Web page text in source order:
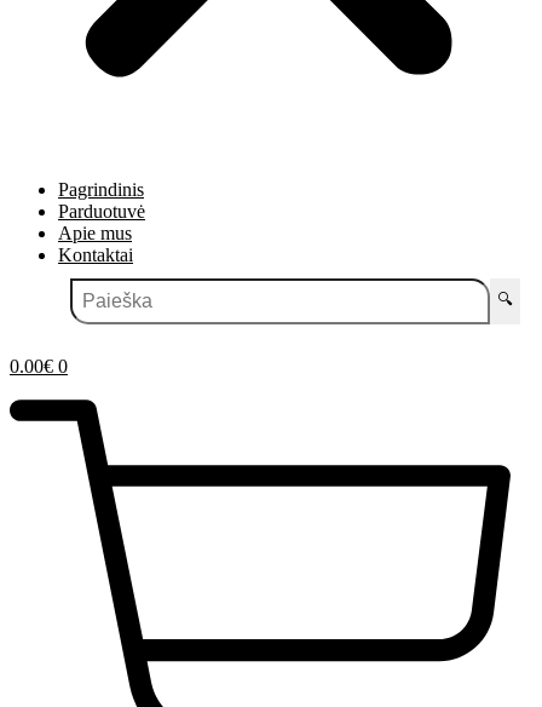
Pagrindinis
Parduotuvė
Apie mus
Kontaktai
🔍
0.00€ 0